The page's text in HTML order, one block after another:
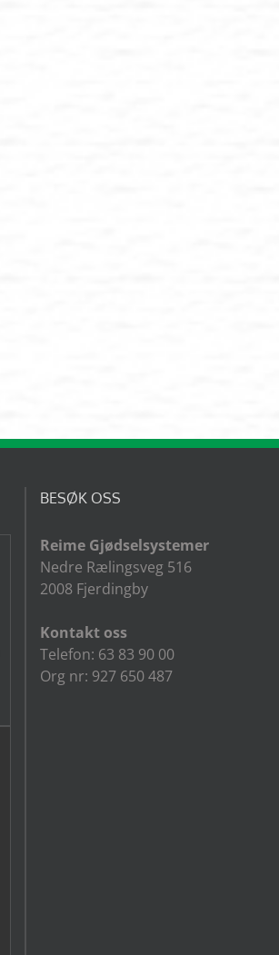
BESØK OSS
Reime Gjødselsystemer
Nedre Rælingsveg 516
2008 Fjerdingby
Kontakt oss
Telefon: 63 83 90 00
Org nr: 927 650 487